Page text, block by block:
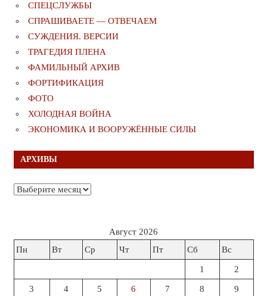
СПЕЦСЛУЖБЫ
СПРАШИВАЕТЕ — ОТВЕЧАЕМ
СУЖДЕНИЯ. ВЕРСИИ
ТРАГЕДИЯ ПЛЕНА
ФАМИЛЬНЫЙ АРХИВ
ФОРТИФИКАЦИЯ
ФОТО
ХОЛОДНАЯ ВОЙНА
ЭКОНОМИКА И ВООРУЖЁННЫЕ СИЛЫ
АРХИВЫ
Архивы
Август 2026
Пн
Вт Ср Чт Пт Сб Вс
1 2
3 4 5 6 7 8 9